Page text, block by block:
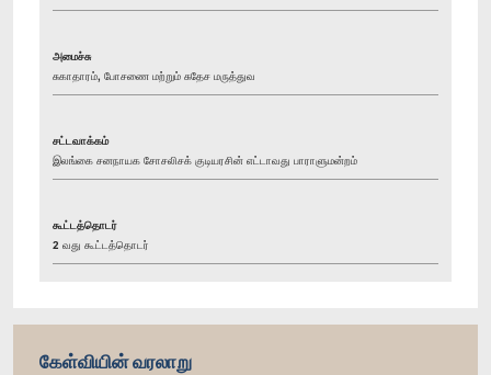
அமைச்சு
சுகாதாரம், போசணை மற்றும் சுதேச மருத்துவ
சட்டவாக்கம்
இலங்கை சனநாயக சோசலிசக் குடியரசின் எட்டாவது பாராளுமன்றம்
கூட்டத்தொடர்
2 வது கூட்டத்தொடர்
கேள்வியின் வரலாறு